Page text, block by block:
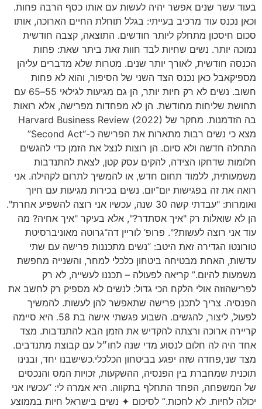
בעוד עשר שנים אפשר יהיה לעשות עם אותו כסף הרבה פחות.
וכאן נכנס עוד מרכיב בעייתי: בגלל תוחלת החיים הארוכה, אותו
סכום חיסכון מתחלק ליותר חודשים. התוצאה, קצבה חודשית
נמוכה יותר. נשים שחיות לבד חוות זאת ביתר שאת: פחות
הכנסה חודשית, לאורך יותר שנים. מטרות שלא מדברים עליהן
מספיקאבל כאן נכנס הצד השני של הסיפור, והוא לא פחות
חשוב. נשים לא רק חיות יותר, הן גם מגיעות לגילאי 55–65 עם
תחושת שליחות מחודשת. הן לא מפחדות מפרישה, אלא רואות
בה הזדמנות. מחקר של Harvard Business Review (2022)
מצא כי נשים רבות מתארות את הפרישה כ-“Second Act”
התחלה חדשה ולא סיום. הן רוצות לנצל את הזמן כדי להגשים
חלומות שדחקו הצידה, להקים עסק קטן, לצאת להתנדבות
משמעותית, ללמוד תחום חדש, או להמשיך לתרום לקהילה. אני
רואה את זה בפגישות יום־יום. נשים בכירות מגיעות עם חיוך
ואומרות: "עבדתי קשה 30 שנה, עכשיו אני רוצה להשפיע אחרת".
הן לא שואלות רק "איך אסתדר?", אלא בעיקר "איך אחיה? מה
עוד אני רוצה לעשות?". פרופ’ לוריין דה־גרוטה מאוניברסיטת
טורונטו הגדירה זאת היטב: “נשים מתכננות פרישה עם שתי
עדשות, האחת מבטיחה ביטחון כלכלי למחר, והשנייה מחפשת
משמעות להיום.” קריאה לפעולה – תכננו לעשייה, לא רק
לפרישהוזה אולי הלקח הכי גדול: לנשים לא מספיק רק לחשב את
הפנסיה. צריך לתכנן פרישה שתאפשר להן לעשות. להמשיך
לפעול, ליצור, להגשים. השבוע פגשתי אישה בת 58. היא סיימה
קריירה ארוכה ורצתה להקדיש את הזמן הבא להתנדבות. מצד
אחד היה לה חלום לנסוע מדי שנה לחו״ל עם קבוצת מתנדבים.
מצד שני,פחדה שזה יפגע בביטחון הכלכלי.כשישבנו יחד, ובנינו
תוכנית שמחברת בין הפנסיה, ההשקעות, זכויות המס והנכסים
של המשפחה, הפחד התחלף בתקווה. היא אמרה לי: “עכשיו אני
יכולה לחיות. לא לחכות.” לסיכום ✦ נשים בישראל חיות בממוצע